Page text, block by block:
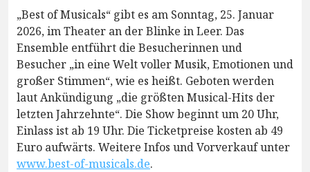
„Best of Musicals“ gibt es am Sonntag, 25. Januar
2026, im Theater an der Blinke in Leer. Das
Ensemble entführt die Besucherinnen und
Besucher „in eine Welt voller Musik, Emotionen und
großer Stimmen“, wie es heißt. Geboten werden
laut Ankündigung „die größten Musical-Hits der
letzten Jahrzehnte“. Die Show beginnt um 20 Uhr,
Einlass ist ab 19 Uhr. Die Ticketpreise kosten ab 49
Euro aufwärts. Weitere Infos und Vorverkauf unter
www.best-of-musicals.de.